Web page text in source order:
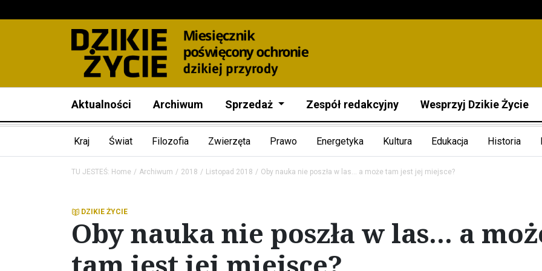
Aktualności Archiwum Sprzedaż Zespół redakcyjny Wesprzyj Dzikie Życie
Kraj Świat Filozofia Zwierzęta Prawo Energetyka Kultura Edukacja Historia
TU JESTEŚ: Home Archiwum 2018 Listopad 2018 Oby nauka nie poszła w las… a może tam jest jej miejsce?
DZIKIE ŻYCIE
Oby nauka nie poszła w las… a